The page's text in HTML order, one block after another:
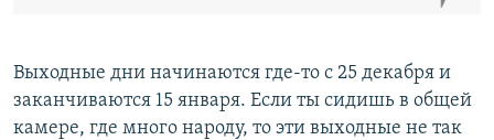
Выходные дни начинаются где-то с 25 декабря и
заканчиваются 15 января. Если ты сидишь в общей
камере, где много народу, то эти выходные не так